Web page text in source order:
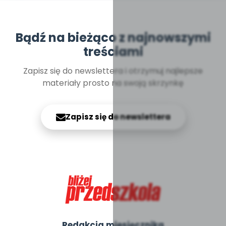
Bądź na bieżąco z najnowszymi
treściami
Zapisz się do newslettera i otrzymuj najlepsze
materiały prosto na swoją skrzynkę
Zapisz się do newslettera